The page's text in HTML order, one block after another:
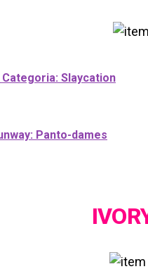
Categoria: Slaycation
Panto-dames